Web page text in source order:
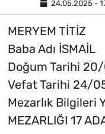
24.05.2025 -
MERYEM TİTİZ
Baba Adı İSMAİL
Doğum Tarihi
Vefat Tarihi 24/
Mezarlık Bilgileri
MEZARLIĞI 17